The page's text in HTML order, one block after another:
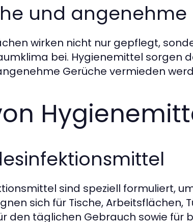
und
wirken nicht nur gepflegt,
bei. Hygienemittel sorgen
Gerüche vermieden
sind speziell formuliert,
sich für Tische, Arbeitsflächen,
den täglichen Gebrauch sowie für